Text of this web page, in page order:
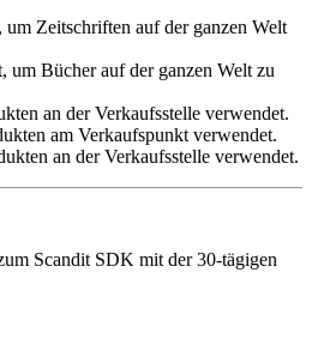
Zeitschriften auf der ganzen Welt
Bücher auf der ganzen Welt zu
an der Verkaufsstelle verwendet.
am Verkaufspunkt verwendet.
an der Verkaufsstelle verwendet.
Scandit SDK mit der 30-tägigen